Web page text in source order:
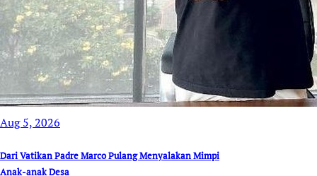
Aug 5, 2026
Dari Vatikan Padre Marco Pulang Menyalakan Mimpi
Anak-anak Desa